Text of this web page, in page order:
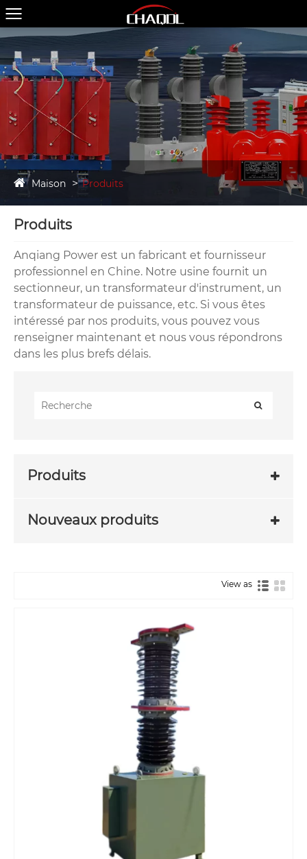
Maison Produits
Produits
Anqiang Power est un fabricant et fournisseur
professionnel en Chine. Notre usine fournit un
sectionneur, un transformateur d'instrument, un
transformateur de puissance, etc. Si vous êtes
intéressé par nos produits, vous pouvez vous
renseigner maintenant et nous vous répondrons
dans les plus brefs délais.
Produits
Nouveaux produits
View as